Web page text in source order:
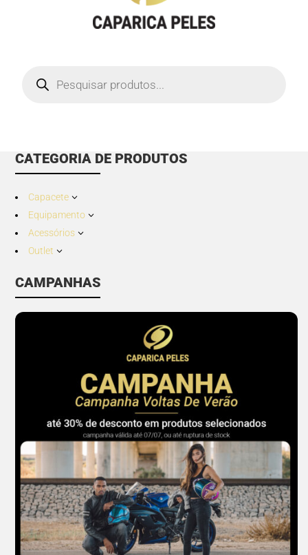
search
CATEGORIA DE PRODUTOS
Capacete 3
Equipamento 3
Acessórios 3
Outlet 3
CAMPANHAS